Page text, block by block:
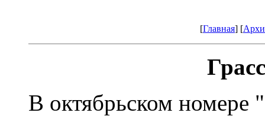
[Главная] [
В октябрьском номере